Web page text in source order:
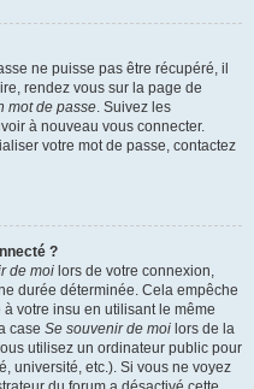
ne puisse pas être récupéré, il
rendez vous sur la page de
mot de passe. Suivez les
à nouveau vous connecter.
votre mot de passe, contactez
?
de moi lors de votre connexion,
durée déterminée. Cela empêche
à votre insu en utilisant le même
case Se souvenir de moi lors de la
utilisez un ordinateur public pour
université, etc.). Si vous ne voyez